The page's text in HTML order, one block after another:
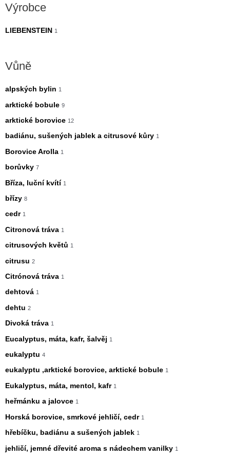
Výrobce
LIEBENSTEIN 1
Vůně
alpských bylin 1
arktické bobule 9
arktické borovice 12
badiánu, sušených jablek a citrusové kůry 1
Borovice Arolla 1
borůvky 7
Bříza, luční kvítí 1
břízy 8
cedr 1
Citronová tráva 1
citrusových květů 1
citrusu 2
Citrónová tráva 1
dehtová 1
dehtu 2
Divoká tráva 1
Eucalyptus, máta, kafr, šalvěj 1
eukalyptu 4
eukalyptu ,arktické borovice, arktické bobule 1
Eukalyptus, máta, mentol, kafr 1
heřmánku a jalovce 1
Horská borovice, smrkové jehličí, cedr 1
hřebíčku, badiánu a sušených jablek 1
jehličí, jemné dřevité aroma s nádechem vanilky 1